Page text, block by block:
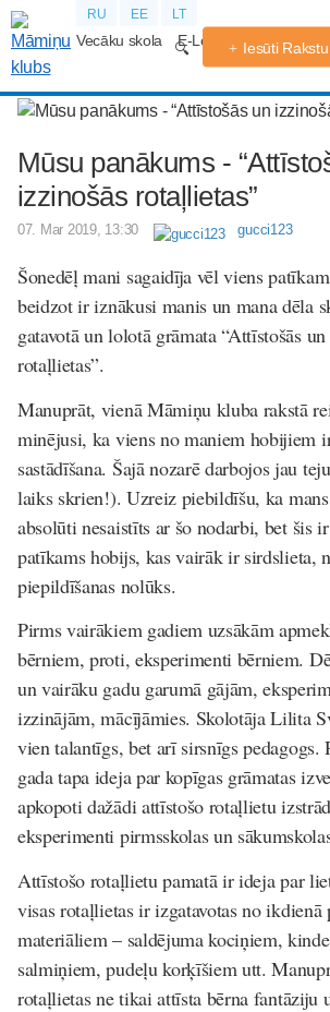
RU EE LT
Vecāku skola E-LekcijasIesūti Rakstu
Mūsu panākums -
izzinošās rotaļlietas”
07. Mar 2019, 13:30 gucci123
Šonedēļ mani sagaidīja vēl viens
beidzot ir iznākusi manis un mana dēla
gatavotā un lolotā grāmata “Attīstošās
rotaļlietas”.
Manuprāt, vienā Māmiņu kluba rakstā
minējusi, ka viens no maniem hobijiem
sastādīšana. Šajā nozarē darbojos jau
laiks skrien!). Uzreiz piebildīšu, ka
absolūti nesaistīts ar šo nodarbi, bet šis
patīkams hobijs, kas vairāk ir sirdslieta,
piepildīšanas nolūks.
Pirms vairākiem gadiem uzsākām
bērniem, proti, eksperimenti bērniem.
un vairāku gadu garumā gājām,
izzinājām, mācījāmies. Skolotāja Lilita
vien talantīgs, bet arī sirsnīgs pedagogs.
gada tapa ideja par kopīgas grāmatas
apkopoti dažādi attīstošo rotaļlietu
eksperimenti pirmsskolas un
Attīstošo rotaļlietu pamatā ir ideja par
visas rotaļlietas ir izgatavotas no ikdienā
materiāliem – saldējuma kociņiem,
salmiņiem, pudeļu korķīšiem utt.
rotaļlietas ne tikai attīsta bērna fantāziju